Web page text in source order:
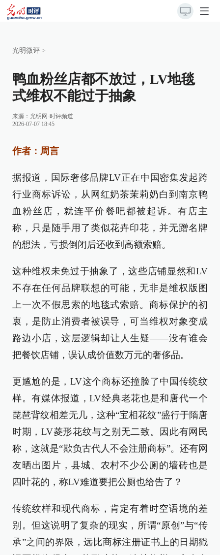
光明微评 >
鸭血粉丝店都不放过，LV地毯
式维权不能过于抽象
来源： 光明网-时评频道
2026-07-07 18:45
作者：周言
据报道，国际奢侈品牌LV正在中国密集发起跨
行业商标诉讼，从网红奶茶茉莉奶白到南京鸭
血粉丝店，就连平价餐吧都被起诉。有店主
称，只是随手用了类似花卉印花，并无蹭名牌
的想法，亏损倒闭后还收到高额索赔。
这种维权未免过于抽象了，这些店铺显然和LV
不存在任何品牌联想的可能，无非是维权版图
上一次不假思索的地毯式索赔。商标保护的初
衷，是防止消费者被误导，可当维权对象变成
路边小店，这层逻辑却让人生疑——没有谁会
把餐饮店铺，误认成价值数万元的奢侈品。
更尴尬的是，LV这个商标还撞脸了中国传统纹
样。有媒体报道，LV经典老花也是和唐代一个
琵琶背纹相差无几，这种“宝相花纹”盛行于隋唐
时期，LV菱形花纹与之别无二致。因此有网民
称，这就是“欺负古代人不会注册商标”。还有网
友晒出图片，县城、农村不少公厕的墙砖也是
四叶花的，称LV难道要把公厕也给告了？
传统纹样和现代商标，肯定有着时空语境的差
别。但这说明了复杂的现实，所谓“原创”与“传
承”之间的界限，远比商标注册证书上的日期戳